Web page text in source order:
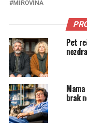
MIROVINA
Pet
brak